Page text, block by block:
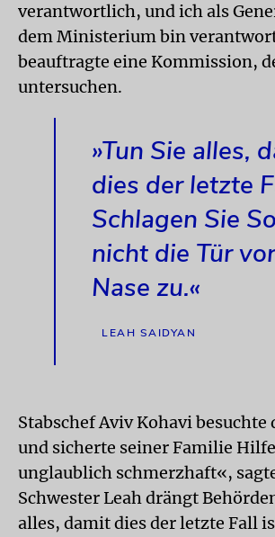
verantwortlich, und ich als
dem Ministerium bin
beauftragte eine Kommission,
untersuchen.
»Tun Sie alles,
dies der letzte
Schlagen Sie
nicht die Tür
Nase zu.«
LEAH SAIDYAN
Stabschef Aviv Kohavi besuchte
und sicherte seiner Familie
unglaublich schmerzhaft«,
Schwester Leah drängt
alles, damit dies der letzte Fall